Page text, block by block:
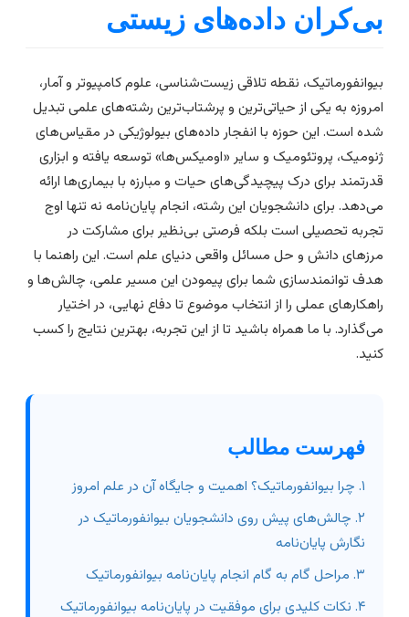
داده‌های زیستی
نقطه تلاقی زیست‌شناسی، علوم کامپیوتر و آمار،
به یکی از حیاتی‌ترین و پرشتاب‌ترین رشته‌های علمی تبدیل
است. این حوزه با انفجار داده‌های بیولوژیکی در مقیاس‌های
پروتئومیک و سایر «اومیکس‌ها» توسعه یافته و ابزاری
برای درک پیچیدگی‌های حیات و مبارزه با بیماری‌ها ارائه
برای دانشجویان این رشته، انجام پایان‌نامه نه تنها اوج
تحصیلی است بلکه فرصتی بی‌نظیر برای مشارکت در
دانش و حل مسائل واقعی دنیای علم است. این راهنما با
توانمندسازی شما برای پیمودن این مسیر علمی، چالش‌ها و
عملی را از انتخاب موضوع تا دفاع نهایی، در اختیار
با ما همراه باشید تا از این تجربه، بهترین نتایج را کسب
فهرست مطالب
۲. چالش‌های پیش روی دانشجویان بیوانفورماتیک در
نگارش پایان‌نامه